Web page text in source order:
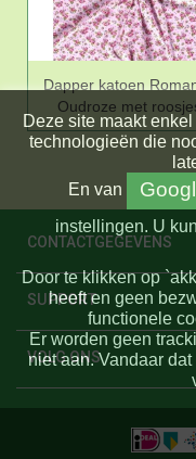
Dapper katoen
Oudroze met
CONTACTGEGEVENS
SUPPORT
VOLG ONS
Deze site maakt
technologieën die
En van
instellingen. U
Door te klikken op
heeft en geen
functionele
Er worden geen
niet aan. Vandaar